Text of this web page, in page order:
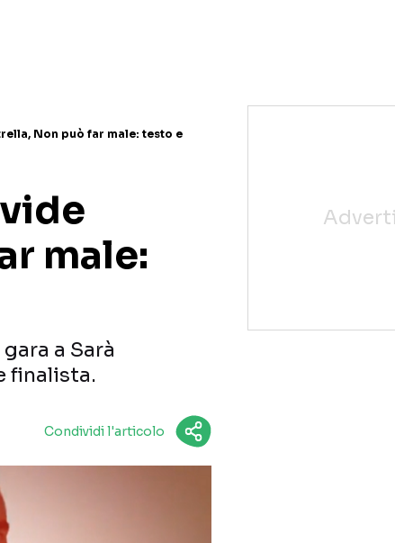
Non può far male: testo e
male:
a Sarà
finalista.
Condividi l'articolo